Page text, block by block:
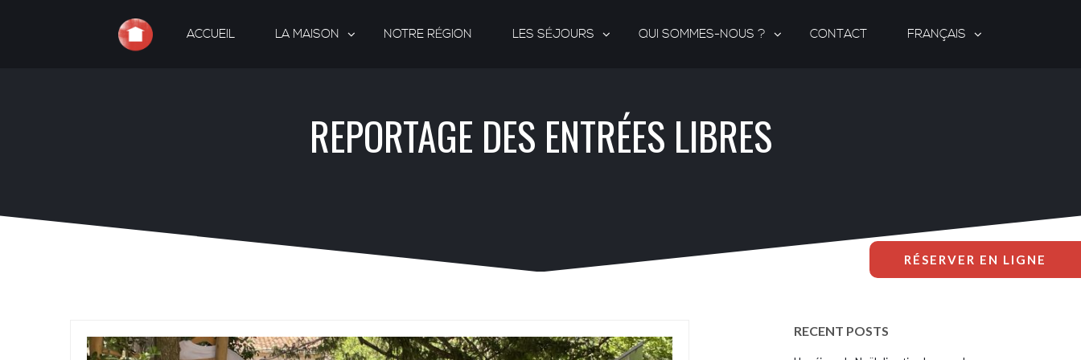
ACCUEIL LA MAISON NOTRE RÉGION LES SÉJOURS QUI SOMMES-NOUS ? CONTACT FRANÇAIS
REPORTAGE DES ENTRÉES LIBRES
RECENT POSTS
RÉSERVER EN LIGNE